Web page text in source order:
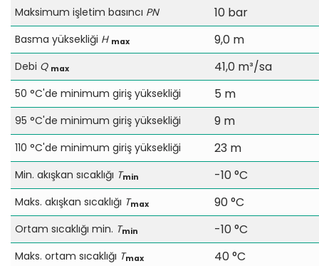
Maksimum işletim basıncı PN 10 bar
Basma yüksekliği H max 9,0 m
Debi Q max 41,0 m³/sa
50 °C'de minimum giriş yüksekliği 5 m
95 °C'de minimum giriş yüksekliği 9 m
110 °C'de minimum giriş yüksekliği 23 m
Min. akışkan sıcaklığı Tmin -10 °C
Maks. akışkan sıcaklığı Tmax 90 °C
Ortam sıcaklığı min. Tmin -10 °C
Maks. ortam sıcaklığı Tmax
40 °C